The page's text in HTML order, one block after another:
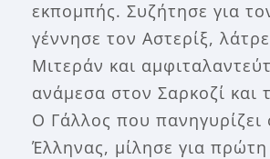
εκπομπής. Συζήτησε για
γέννησε τον Αστερίξ,
Μιτεράν και
ανάμεσα στον Σαρκοζί και
Ο Γάλλος που πανηγυρίζει
Έλληνας, μίλησε για